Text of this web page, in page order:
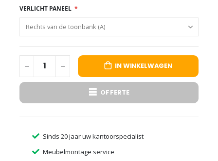
VERLICHT PANEEL
IN WINKELWAGEN
OFFERTE
Sinds 20 jaar uw kantoorspecialist
Meubelmontage service